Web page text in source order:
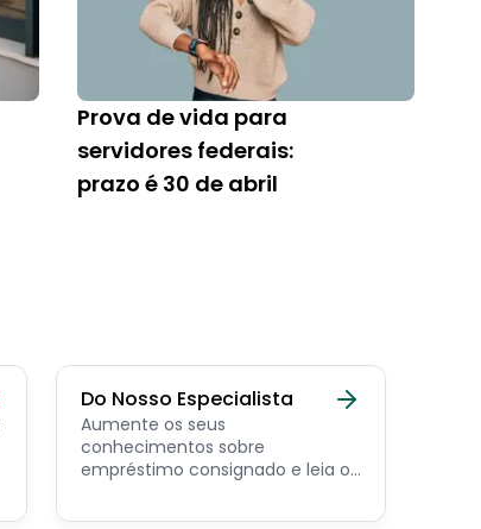
Prova de vida para
servidores federais:
prazo é 30 de abril
Do Nosso Especialista
Aumente os seus
conhecimentos sobre
empréstimo consignado e leia os
economista especialista no